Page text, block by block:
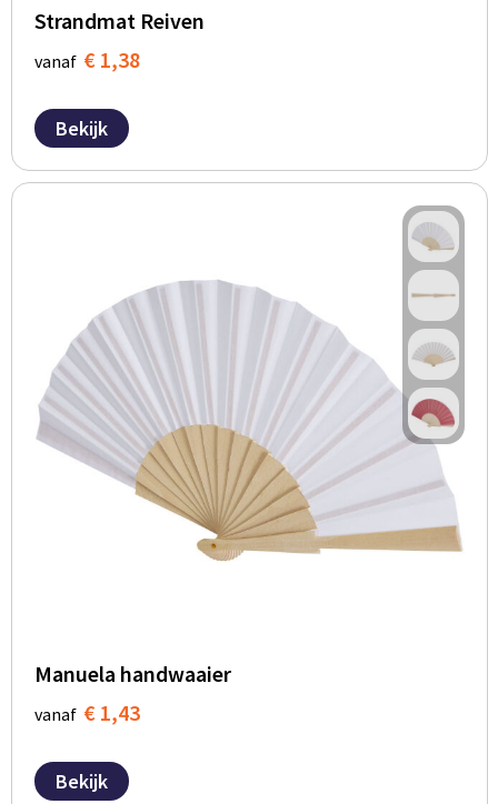
Strandmat Reiven
vanaf € 1,38
Bekijk
Manuela handwaaier
vanaf € 1,43
Bekijk